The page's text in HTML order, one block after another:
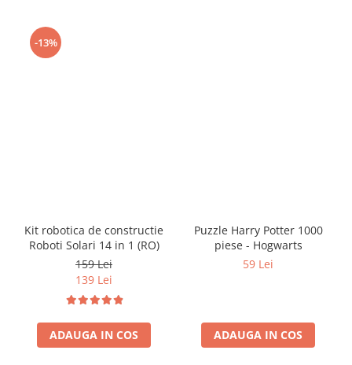
-13%
Kit robotica de constructie
Roboti Solari 14 in 1 (RO)
159 Lei
139 Lei
ADAUGA IN COS
Puzzle Harry Potter 1000
piese - Hogwarts
59 Lei
ADAUGA IN COS